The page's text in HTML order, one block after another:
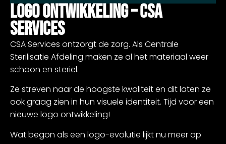
Logo Ontwikkeling – CSA
Services
CSA Services ontzorgt de zorg. Als Centrale
Sterilisatie Afdeling maken ze al het materiaal weer
schoon en steriel.
Ze streven naar de hoogste kwaliteit en dit laten ze
ook graag zien in hun visuele identiteit. Tijd voor een
nieuwe logo ontwikkeling!
Wat begon als een logo-evolutie lijkt nu meer op